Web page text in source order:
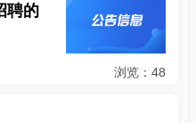
聘的
浏览：48